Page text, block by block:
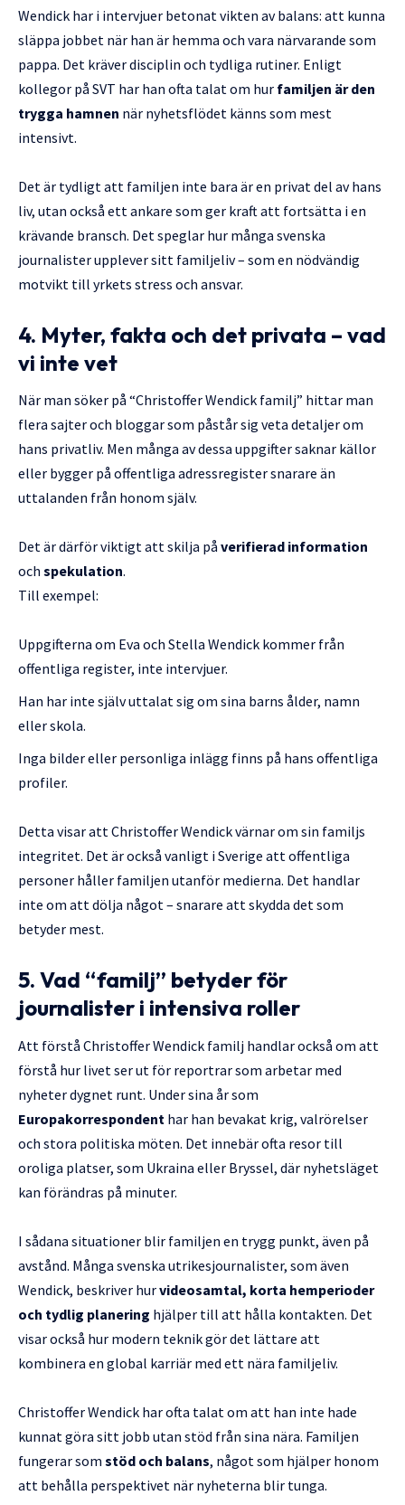
Wendick har i intervjuer betonat vikten av balans: att kunna
släppa jobbet när han är hemma och vara närvarande som
pappa. Det kräver disciplin och tydliga rutiner. Enligt
kollegor på SVT har han ofta talat om hur familjen är den
trygga hamnen när nyhetsflödet känns som mest
intensivt.
Det är tydligt att familjen inte bara är en privat del av hans
liv, utan också ett ankare som ger kraft att fortsätta i en
krävande bransch. Det speglar hur många svenska
journalister upplever sitt familjeliv – som en nödvändig
motvikt till yrkets stress och ansvar.
4. Myter, fakta och det privata – vad
vi inte vet
När man söker på “Christoffer Wendick familj” hittar man
flera sajter och bloggar som påstår sig veta detaljer om
hans privatliv. Men många av dessa uppgifter saknar källor
eller bygger på offentliga adressregister snarare än
uttalanden från honom själv.
Det är därför viktigt att skilja på verifierad information
och spekulation.
Till exempel:
Uppgifterna om Eva och Stella Wendick kommer från
offentliga register, inte intervjuer.
Han har inte själv uttalat sig om sina barns ålder, namn
eller skola.
Inga bilder eller personliga inlägg finns på hans offentliga
profiler.
Detta visar att Christoffer Wendick värnar om sin familjs
integritet. Det är också vanligt i Sverige att offentliga
personer håller familjen utanför medierna. Det handlar
inte om att dölja något – snarare att skydda det som
betyder mest.
5. Vad “familj” betyder för
journalister i intensiva roller
Att förstå Christoffer Wendick familj handlar också om att
förstå hur livet ser ut för reportrar som arbetar med
nyheter dygnet runt. Under sina år som
Europakorrespondent har han bevakat krig, valrörelser
och stora politiska möten. Det innebär ofta resor till
oroliga platser, som Ukraina eller Bryssel, där nyhetsläget
kan förändras på minuter.
I sådana situationer blir familjen en trygg punkt, även på
avstånd. Många svenska utrikesjournalister, som även
Wendick, beskriver hurvideosamtal, korta hemperioder
och tydlig planering hjälper till att hålla kontakten. Det
visar också hur modern teknik gör det lättare att
kombinera en global karriär med ett nära familjeliv.
Christoffer Wendick har ofta talat om att han inte hade
kunnat göra sitt jobb utan stöd från sina nära. Familjen
fungerar som stöd och balans, något som hjälper honom
att behålla perspektivet när nyheterna blir tunga.